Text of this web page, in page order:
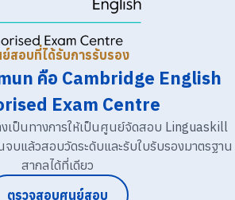
สอบที่ได้รับการรับรอง
คือ Cambridge English
Exam Centre
งเป็นทางการให้เป็นศูนย์จัดสอบ Linguaskill
บแล้วสอบวัดระดับและรับใบรับรองมาตรฐาน
สากลได้ที่เดียว
ตรวจสอบศูนย์สอบ